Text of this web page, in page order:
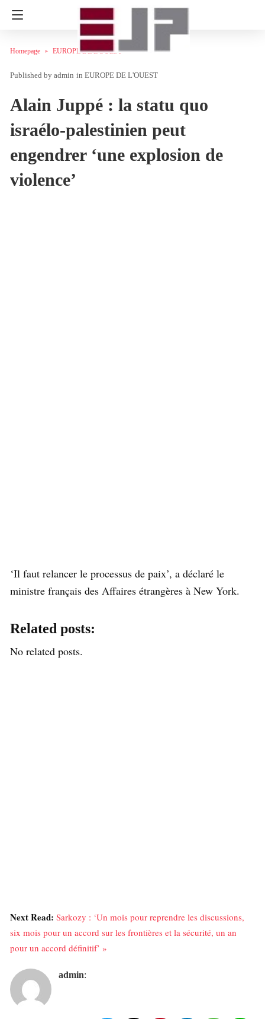
Homepage EUROPE DE L'OUEST
admin in EUROPE DE L'OUEST
Alain Juppé : la statu quo
israélo-palestinien peut
engendrer ‘une explosion de
violence’
‘Il faut relancer le processus de paix’, a déclaré le
ministre français des Affaires étrangères à New York.
Related posts:
No related posts.
Next Read: Sarkozy : ‘Un mois pour reprendre les discussions,
six mois pour un accord sur les frontières et la sécurité, un an
pour un accord définitif’ »
admin: